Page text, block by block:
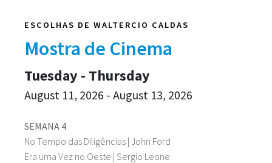
ESCOLHAS DE WALTERCIO CALDAS
Mostra de Cinema
SEMANA 4
No Tempo das Diligências | John Ford
Era uma Vez no Oeste | Sergio Leone
Tuesday - Thursday
August 11, 2026 - August 13, 2026